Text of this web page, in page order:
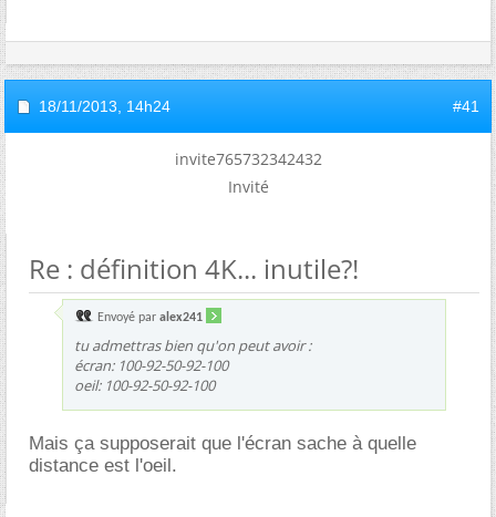
18/11/2013, 14h24 #41
invite765732342432
Invité
Re : définition 4K... inutile?!
Envoyé par alex241
tu admettras bien qu'on peut avoir :
écran: 100-92-50-92-100
oeil: 100-92-50-92-100
Mais ça supposerait que l'écran sache à quelle
distance est l'oeil.